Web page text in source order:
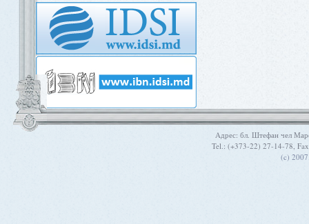
Aдрес: бл. Штефан чел
Tel.: (+373-22) 27-14-78,
(c)